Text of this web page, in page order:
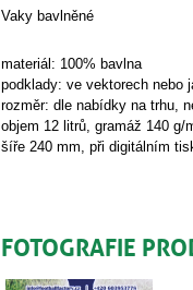
Vaky bavlněné
materiál: 100% bavlna
podklady: ve vektorech nebo
rozměr: dle nabídky na trhu,
objem 12 litrů, gramáž 140
šíře 240 mm, při digitálním
FOTOGRAFIE